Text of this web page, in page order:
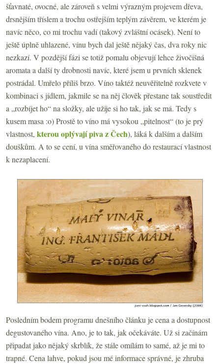
šťavnaté, ovocné, ale zároveň s velmi výrazným projevem dřeva,
drsnějším tříslem a trochu ostřejším teplým závěrem, ve kterém je
navíc něco, co mi trochu vadí (takový zvláštní ocásek). Není to
ještě úplně uhlazené, vínu bych dal ještě nějaký čas, dva roky nic
nezkazí. V pozdější fázi se totiž pomalu objevují lehce živočišná
aromata a další ty drobnosti navíc, které jsem u prvních sklenek
postrádal. Umřelo příliš brzo. Víno taktéž neuvěřitelně rozkvete v
kombinaci s jídlem, jakmile se na něj člověk přestane tak soustředit
a „rozbíjet ho“ na složky, ale užije si ho tak, jak se má. Tedy s
kusem masa :o) Prostě to víno má vysokou „pitelnost“ (to je prý
vlastnost, kterou oplývají piva z Čech), láká k dalším a dalším
douškům. A to se cení, u vína směřovaného do restaurací vlastnost
k nezaplacení.
Posledním bodem programu dnešního článku je cena a dostupnost
degustovaného vína. Ano, je to tak, jak očekáváte. Už si začínám
připadat jako nějaký skrblík, že stále omílám to samé, až je mi to
trapné. Cena lahve, pokud jsou mé informace správné, je zhruba